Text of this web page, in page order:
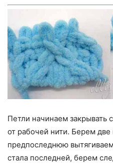
Петли начинаем закрывать
от рабочей нити. Берем
предпоследнюю
стала последней, берем